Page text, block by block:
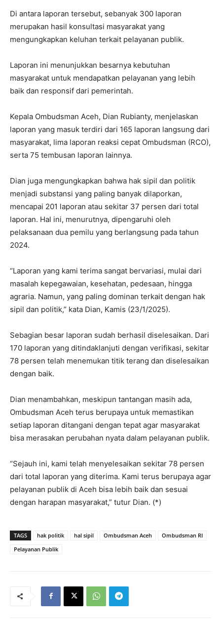
Di antara laporan tersebut, sebanyak 300 laporan
merupakan hasil konsultasi masyarakat yang
mengungkapkan keluhan terkait pelayanan publik.
Laporan ini menunjukkan besarnya kebutuhan
masyarakat untuk mendapatkan pelayanan yang lebih
baik dan responsif dari pemerintah.
Kepala Ombudsman Aceh, Dian Rubianty, menjelaskan
laporan yang masuk terdiri dari 165 laporan langsung dari
masyarakat, lima laporan reaksi cepat Ombudsman (RCO),
serta 75 tembusan laporan lainnya.
Dian juga mengungkapkan bahwa hak sipil dan politik
menjadi substansi yang paling banyak dilaporkan,
mencapai 201 laporan atau sekitar 37 persen dari total
laporan. Hal ini, menurutnya, dipengaruhi oleh
pelaksanaan dua pemilu yang berlangsung pada tahun
2024.
“Laporan yang kami terima sangat bervariasi, mulai dari
masalah kepegawaian, kesehatan, pedesaan, hingga
agraria. Namun, yang paling dominan terkait dengan hak
sipil dan politik,” kata Dian, Kamis (23/1/2025).
Sebagian besar laporan sudah berhasil diselesaikan. Dari
170 laporan yang ditindaklanjuti dengan verifikasi, sekitar
78 persen telah menemukan titik terang dan diselesaikan
dengan baik.
Dian menambahkan, meskipun tantangan masih ada,
Ombudsman Aceh terus berupaya untuk memastikan
setiap laporan ditangani dengan tepat agar masyarakat
bisa merasakan perubahan nyata dalam pelayanan publik.
“Sejauh ini, kami telah menyelesaikan sekitar 78 persen
dari total laporan yang diterima. Kami terus berupaya agar
pelayanan publik di Aceh bisa lebih baik dan sesuai
dengan harapan masyarakat,” tutur Dian. (*)
TAGS hak politik hal sipil Ombudsman Aceh
Ombudsman RI
Pelayanan Publik